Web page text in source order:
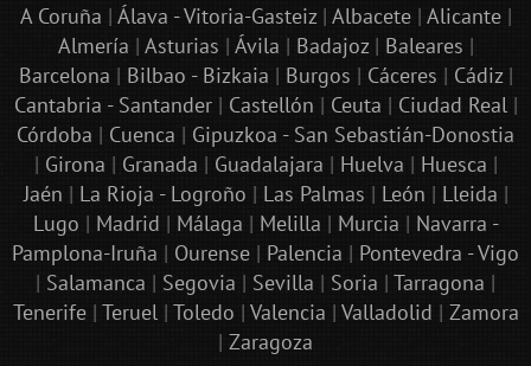
A Coruña | Álava - Vitoria-Gasteiz| Albacete| Alicante|
Almería | Asturias | Ávila | Badajoz| Baleares |
Barcelona | Bilbao - Bizkaia | Burgos | Cáceres | Cádiz|
Cantabria - Santander| Castellón | Ceuta | Ciudad Real |
Córdoba | Cuenca | Gipuzkoa - San Sebastián-Donostia
| Girona | Granada | Guadalajara | Huelva | Huesca |
Jaén | La Rioja - Logroño | Las Palmas | León | Lleida |
Lugo | Madrid | Málaga | Melilla | Murcia | Navarra -
Pamplona-Iruña | Ourense | Palencia | Pontevedra - Vigo
| Salamanca | Segovia | Sevilla | Soria | Tarragona |
Tenerife| Teruel | Toledo | Valencia | Valladolid | Zamora
| Zaragoza